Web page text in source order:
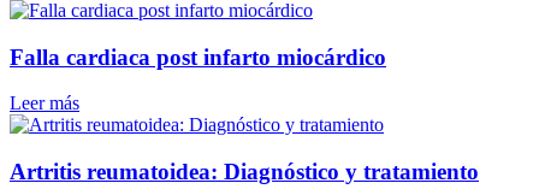
Falla cardiaca post infarto miocárdico
Leer más
Artritis reumatoidea: Diagnóstico y tratamiento